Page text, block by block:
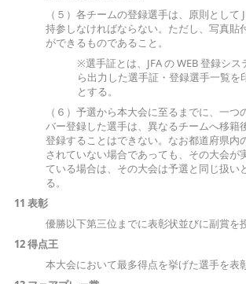
（５）各チームの登録選手は、原則として
持参しなければならない。ただし、写真貼
ができるものであること。
※選手証とは、JFA の WEB 登録シス
ら出力した選手証・登録選手一覧を
とする。
（６）予選から本大会に至るまでに、一つ
バー登録した選手は、異なるチームへ移籍
登録することはできない。なお都道府県内
されていない場合であっても、その大会が
ている場合は、その大会は予選と同じ扱い
る。
11 表彰
優勝以下第三位までに表彰状並びに副賞を
12 得点王
本大会において最多得点を挙げた選手を表